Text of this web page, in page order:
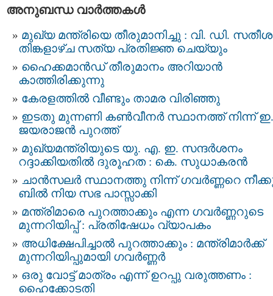
അനുബന്ധ വാര്‍ത്തകള്‍
മുഖ്യ മന്ത്രിയെ തീരുമാനിച്ചു : വി. ഡി.
തിങ്കളാഴ്ച സത്യ പ്രതിജ്ഞ ചെയ്യും
ഹൈക്കമാൻഡ് തീരുമാനം അറിയാൻ
കാത്തിരിക്കുന്നു
കേരളത്തിൽ വീണ്ടും താമര വിരിഞ്ഞു
ഇടതു മുന്നണി കണ്‍വീനര്‍ സ്ഥാനത്ത് നിന്ന് ഇ.
ജയരാജന്‍ പുറത്ത്‌
മുഖ്യമന്ത്രിയുടെ യു. എ. ഇ. സന്ദര്‍ശനം
റദ്ദാക്കിയതില്‍ ദുരൂഹത : കെ. സുധാകരന്‍
ചാന്‍സലര്‍ സ്ഥാനത്തു നിന്ന് ഗവര്‍ണ്ണറെ
ബില്‍ നിയ സഭ പാസ്സാക്കി
മന്ത്രിമാരെ പുറത്താക്കും എന്ന ഗവര്‍ണ്ണറുടെ
മുന്നറിയിപ്പ് : പ്രതിഷേധം വ്യാപകം
അധിക്ഷേപിച്ചാല്‍ പുറത്താക്കും : മന്ത്രിമാര്‍ക്ക്
മുന്നറിയിപ്പുമായി ഗവര്‍ണ്ണര്‍
ഒരു വോട്ട് മാത്രം എന്ന് ഉറപ്പു വരുത്തണം :
ഹൈക്കോടതി